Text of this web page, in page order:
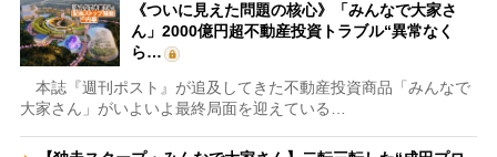
《ついに見えた問題の核心》「みんなで大家さ
ん」2000億円超不動産投資トラブル“異常なく
ら…
本誌『週刊ポスト』が追及してきた不動産投資商品「みんなで
大家さん」がいよいよ最終局面を迎えている…